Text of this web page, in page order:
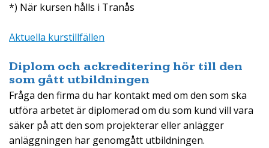
*) När kursen hålls i Tranås
Aktuella kurstillfällen
Diplom och ackreditering hör till den
som gått utbildningen
Fråga den firma du har kontakt med om den som ska
utföra arbetet är diplomerad om du som kund vill vara
säker på att den som projekterar eller anlägger
anläggningen har genomgått utbildningen.